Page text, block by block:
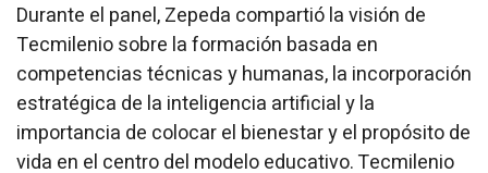
Durante el panel, Zepeda compartió la visión de
Tecmilenio sobre la formación basada en
competencias técnicas y humanas, la incorporación
estratégica de la inteligencia artificial y la
importancia de colocar el bienestar y el propósito de
vida en el centro del modelo educativo. Tecmilenio